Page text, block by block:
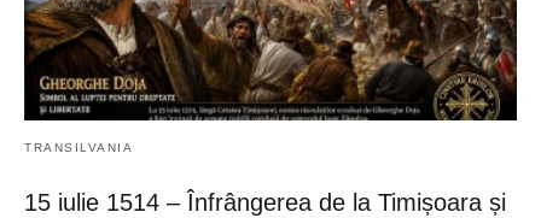
TRANSILVANIA
15 iulie 1514 – Înfrângerea de la Timișoara și